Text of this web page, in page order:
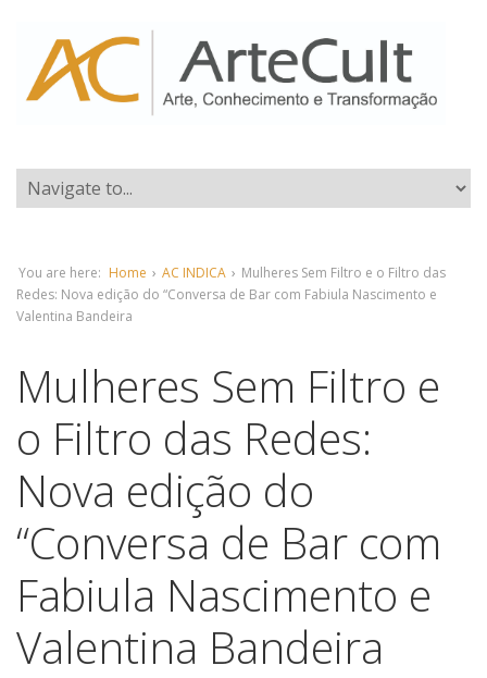
You are here: Home › AC INDICA › Mulheres Sem Filtro e o Filtro das
Redes: Nova edição do “Conversa de Bar com Fabiula Nascimento e
Valentina Bandeira
Mulheres Sem Filtro e
o Filtro das Redes:
Nova edição do
“Conversa de Bar com
Fabiula Nascimento e
Valentina Bandeira